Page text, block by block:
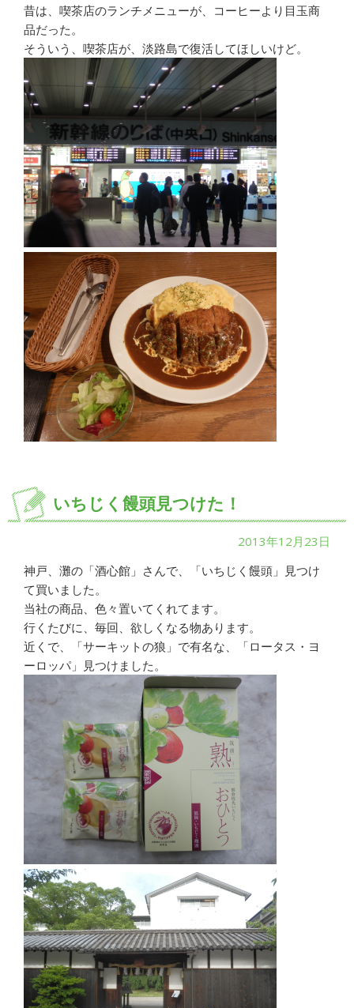
昔は、喫茶店のランチメニューが、コーヒーより目玉商
品だった。
そういう、喫茶店が、淡路島で復活してほしいけど。
いちじく饅頭見つけた！
2013年12月23日
神戸、灘の「酒心館」さんで、「いちじく饅頭」見つけ
て買いました。
当社の商品、色々置いてくれてます。
行くたびに、毎回、欲しくなる物あります。
近くで、「サーキットの狼」で有名な、「ロータス・ヨ
ーロッパ」見つけました。